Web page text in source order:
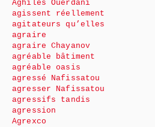
Aghiles Ouerdani
agissent réellement
agitateurs qu’elles
agraire
agraire Chayanov
agréable bâtiment
agréable oasis
agressé Nafissatou
agresser Nafissatou
agressifs tandis
agression
Agrexco